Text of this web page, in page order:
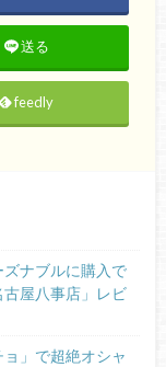
送る
feedly
ナブルに購入で
屋八事店」レビ
」で超絶オシャ